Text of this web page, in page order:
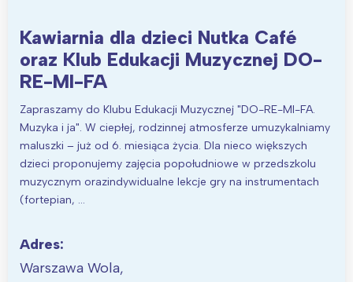
Kawiarnia dla dzieci Nutka Café
oraz Klub Edukacji Muzycznej DO-
RE-MI-FA
Zapraszamy do Klubu Edukacji Muzycznej "DO-RE-MI-FA.
Muzyka i ja". W ciepłej, rodzinnej atmosferze umuzykalniamy
maluszki – już od 6. miesiąca życia. Dla nieco większych
dzieci proponujemy zajęcia popołudniowe w przedszkolu
muzycznym orazindywidualne lekcje gry na instrumentach
(fortepian, …
Adres:
Warszawa Wola,